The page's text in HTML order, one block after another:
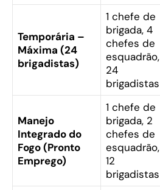
Temporária –
Máxima (24
brigadistas)
1 chefe de
brigada, 4
chefes de
esquadrão,
24
brigadistas
Manejo
Integrado do
Fogo (Pronto
Emprego)
1 chefe de
brigada, 2
chefes de
esquadrão,
12
brigadistas